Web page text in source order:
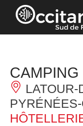
Panneau de gestion
CAMPING
LATOUR-